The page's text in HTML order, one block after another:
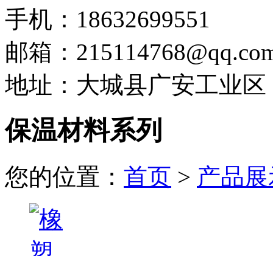
手机：18632699551
邮箱：
地址：大城县广安工业区
保温材料系列
您的位置： 首页 > 产品